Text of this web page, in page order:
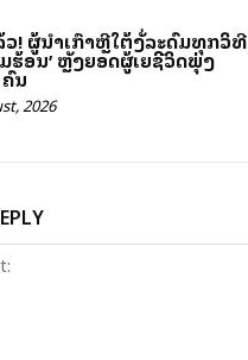
! ຜູ້ນຳເກົາຫຼີໃຕ້ສັ່ງລະດົມທຸກວິທີສູ້
ຮ້ອນ’ ຫຼັງຍອດຜູ້ເສຍຊີວິດພຸ່ງ
ນ
2026